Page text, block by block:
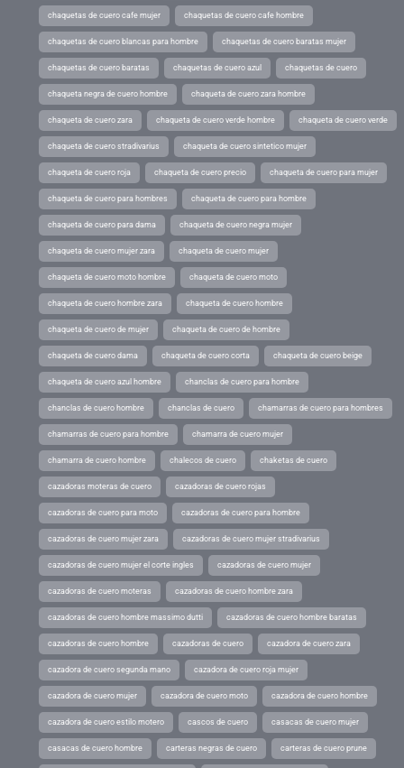
chaquetas de cuero cafe mujer chaquetas de cuero cafe hombre
chaquetas de cuero blancas para hombre chaquetas de cuero baratas mujer
chaquetas de cuero baratas chaquetas de cuero azul chaquetas de cuero
chaqueta negra de cuero hombre chaqueta de cuero zara hombre
chaqueta de cuero zara chaqueta de cuero verde hombre chaqueta de cuero verde
chaqueta de cuero stradivarius chaqueta de cuero sintetico mujer
chaqueta de cuero roja chaqueta de cuero precio chaqueta de cuero para mujer
chaqueta de cuero para hombres chaqueta de cuero para hombre
chaqueta de cuero para dama chaqueta de cuero negra mujer
chaqueta de cuero mujer zara chaqueta de cuero mujer
chaqueta de cuero moto hombre chaqueta de cuero moto
chaqueta de cuero hombre zara chaqueta de cuero hombre
chaqueta de cuero de mujer chaqueta de cuero de hombre
chaqueta de cuero dama chaqueta de cuero corta chaqueta de cuero beige
chaqueta de cuero azul hombre chanclas de cuero para hombre
chanclas de cuero hombre chanclas de cuero chamarras de cuero para hombres
chamarras de cuero para hombre chamarra de cuero mujer
chamarra de cuero hombre chalecos de cuero chaketas de cuero
cazadoras moteras de cuero cazadoras de cuero rojas
cazadoras de cuero para moto cazadoras de cuero para hombre
cazadoras de cuero mujer zara cazadoras de cuero mujer stradivarius
cazadoras de cuero mujer el corte ingles cazadoras de cuero mujer
cazadoras de cuero moteras cazadoras de cuero hombre zara
cazadoras de cuero hombre massimo dutti cazadoras de cuero hombre baratas
cazadoras de cuero hombre cazadoras de cuero cazadora de cuero zara
cazadora de cuero segunda mano cazadora de cuero roja mujer
cazadora de cuero mujer cazadora de cuero moto cazadora de cuero hombre
cazadora de cuero estilo motero cascos de cuero casacas de cuero mujer
casacas de cuero hombre carteras negras de cuero carteras de cuero prune